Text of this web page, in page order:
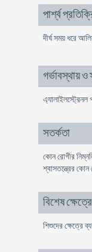
পার্শ্ব
দীর্ঘ সময় ধরে
গর্ভাবস্থায়
এ্যালাইলস্ট্রেনল
সতর্কতা
কোন রোগীর
শ্বাসতন্ত্রের
বিশেষ
শিশুদের ক্ষেত্রে